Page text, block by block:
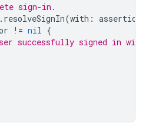
sign-in.
. resolveSignIn(with : assertion
!= nil {
successfully signed in with